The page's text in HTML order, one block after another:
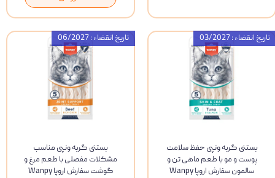
بستنی گربه ونپی حفظ سلامت
پوست و مو با طعم ماهی تن و
سالمون سفارش اروپا Wanpy
تاریخ انقضاء : 03/2027
بستنی گربه ونپی مناسب
مشکلات مفصلی با طعم مرغ و
گوشت سفارش اروپا Wanpy
تاریخ انقضاء : 06/2027